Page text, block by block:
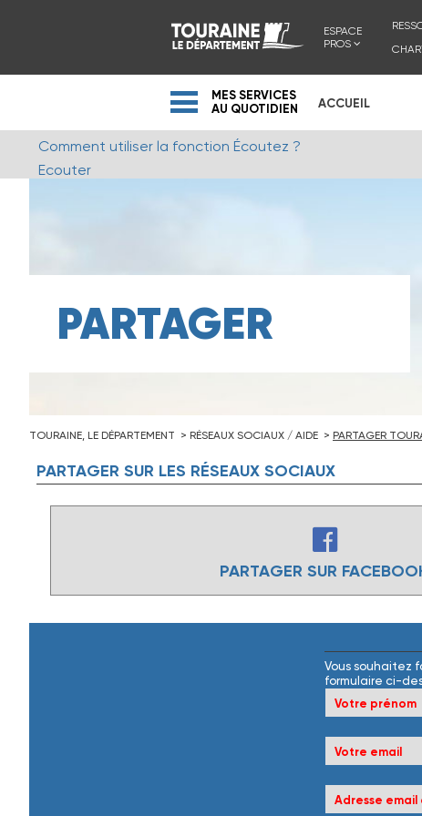
ESPACE
PROS
MES SERVICES
AU QUOTIDIEN
ACCUEIL
Comment utiliser la fonction Écoutez ?
Ecouter
PARTAGER
TOURAINE, LE DÉPARTEMENT RÉSEAUX SOCIAUX / AIDE PARTAGER
PARTAGER SUR LES RÉSEAUX SOCIAUX
PARTAGER SUR
Vous souhaitez
formulaire ci-